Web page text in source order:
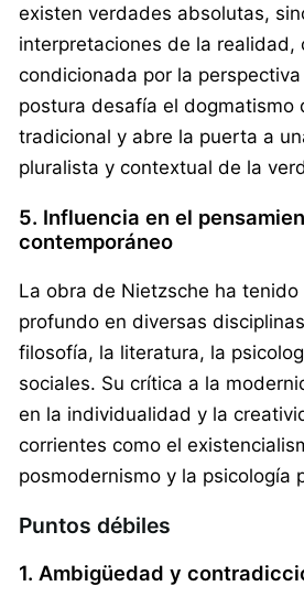
existen verdades absolutas,
interpretaciones de la realidad,
condicionada por la
postura desafía el dogmatismo
tradicional y abre la puerta a
pluralista y contextual de la
5. Influencia en el
contemporáneo
La obra de Nietzsche ha
profundo en diversas
filosofía, la literatura, la
sociales. Su crítica a la
en la individualidad y la
corrientes como el
posmodernismo y la psicología
Puntos débiles
1. Ambigüedad y